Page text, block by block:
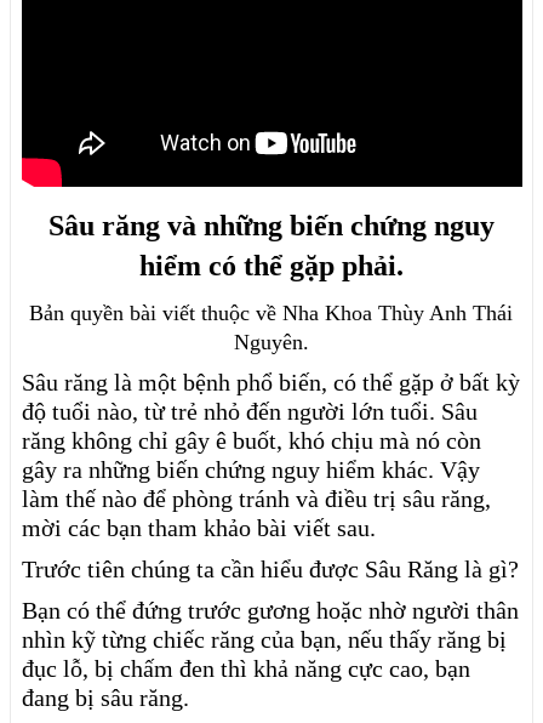
Sâu răng và những biến chứng nguy
hiểm có thể gặp phải.
Bản quyền bài viết thuộc về Nha Khoa Thùy Anh Thái
Nguyên.
Sâu răng là một bệnh phổ biến, có thể gặp ở bất kỳ
độ tuổi nào, từ trẻ nhỏ đến người lớn tuổi. Sâu
răng không chỉ gây ê buốt, khó chịu mà nó còn
gây ra những biến chứng nguy hiểm khác. Vậy
làm thế nào để phòng tránh và điều trị sâu răng,
mời các bạn tham khảo bài viết sau.
Trước tiên chúng ta cần hiểu được Sâu Răng là gì?
Bạn có thể đứng trước gương hoặc nhờ người thân
nhìn kỹ từng chiếc răng của bạn, nếu thấy răng bị
đục lỗ, bị chấm đen thì khả năng cực cao, bạn
đang bị sâu răng.